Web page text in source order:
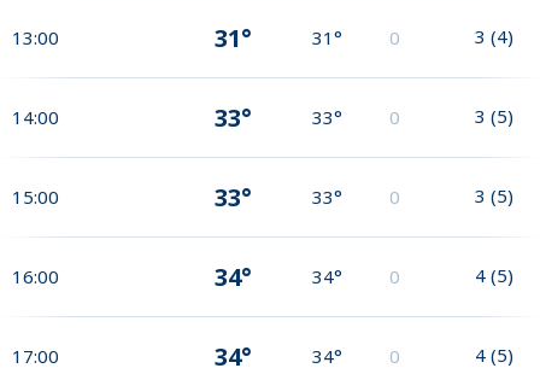
13:00 31° 31° 0 3 (4)
14:00 33° 33° 0 3 (5)
15:00 33° 33° 0 3 (5)
16:00 34° 34° 0 4 (5)
17:00 34° 34° 0 4 (5)